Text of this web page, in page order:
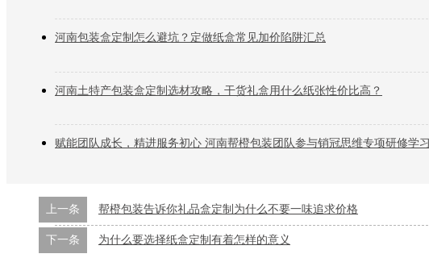
河南包装盒定制怎么避坑？定做纸盒常见加价陷阱汇总
河南土特产包装盒定制选材攻略，干货礼盒用什么纸张性价比高？
赋能团队成长，精进服务初心 河南帮橙包装团队参与销冠思维专项研修学习
上一条 帮橙包装告诉你礼品盒定制为什么不要一味追求价格
下一条 为什么要选择纸盒定制有着怎样的意义